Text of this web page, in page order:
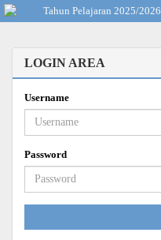
Tahun Pelajaran 2025/2026
LOGIN AREA
Username
Password